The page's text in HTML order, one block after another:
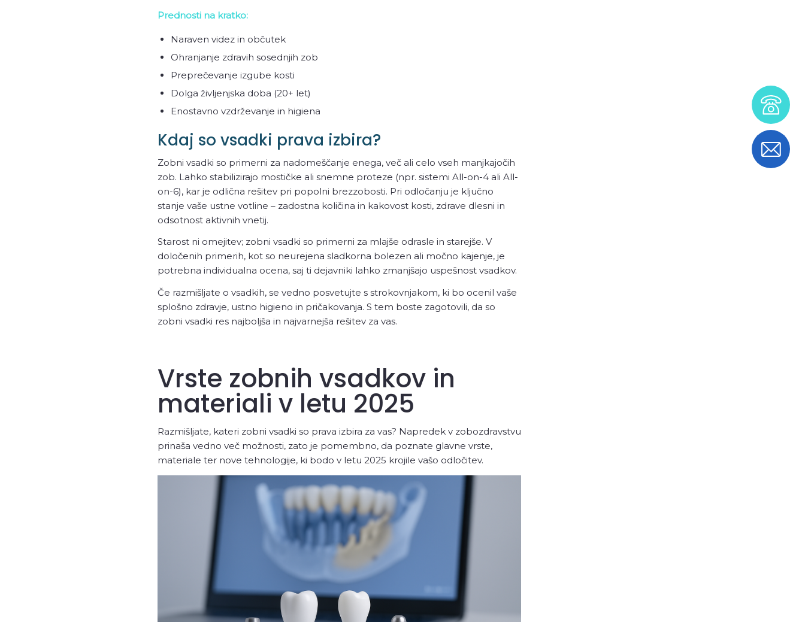
Prednosti na kratko:
Naraven videz in občutek
Ohranjanje zdravih sosednjih zob
Preprečevanje izgube kosti
Dolga življenjska doba (20+ let)
Enostavno vzdrževanje in higiena
Kdaj so vsadki prava izbira?
Zobni vsadki so primerni za nadomeščanje enega, več ali celo vseh manjkajočih
zob. Lahko stabilizirajo mostičke ali snemne proteze (npr. sistemi All-on-4 ali All-
on-6), kar je odlična rešitev pri popolni brezzobosti. Pri odločanju je ključno
stanje vaše ustne votline – zadostna količina in kakovost kosti, zdrave dlesni in
odsotnost aktivnih vnetij.
Starost ni omejitev; zobni vsadki so primerni za mlajše odrasle in starejše. V
določenih primerih, kot so neurejena sladkorna bolezen ali močno kajenje, je
potrebna individualna ocena, saj ti dejavniki lahko zmanjšajo uspešnost vsadkov.
Če razmišljate o vsadkih, se vedno posvetujte s strokovnjakom, ki bo ocenil vaše
splošno zdravje, ustno higieno in pričakovanja. S tem boste zagotovili, da so
zobni vsadki res najboljša in najvarnejša rešitev za vas.
Vrste zobnih vsadkov in
materiali v letu 2025
Razmišljate, kateri zobni vsadki so prava izbira za vas? Napredek v zobozdravstvu
prinaša vedno več možnosti, zato je pomembno, da poznate glavne vrste,
materiale ter nove tehnologije, ki bodo v letu 2025 krojile vašo odločitev.